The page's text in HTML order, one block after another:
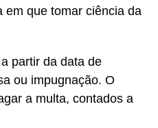
em que tomar ciência da
partir da data de
ou impugnação. O
a multa, contados a